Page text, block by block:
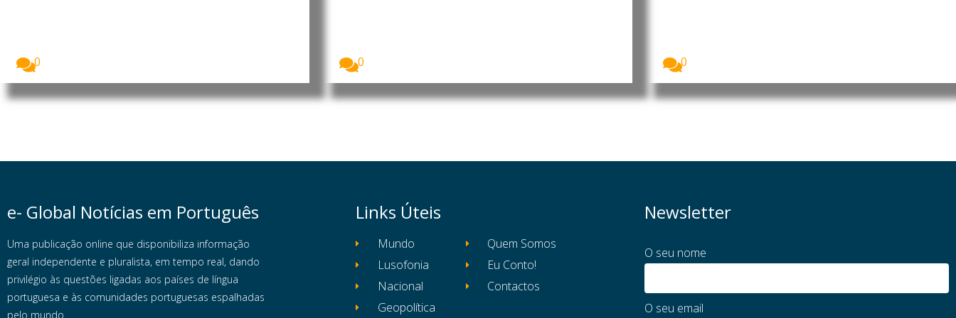
0
0
0
e- Global Notícias em Português
Uma publicação online que disponibiliza informação
geral independente e pluralista, em tempo real, dando
privilégio às questões ligadas aos países de língua
portuguesa e às comunidades portuguesas espalhadas
pelo mundo.
Links Úteis
Mundo
Lusofonia
Nacional
Geopolítica
Quem Somos
Eu Conto!
Contactos
Newsletter
O seu nome
O seu email